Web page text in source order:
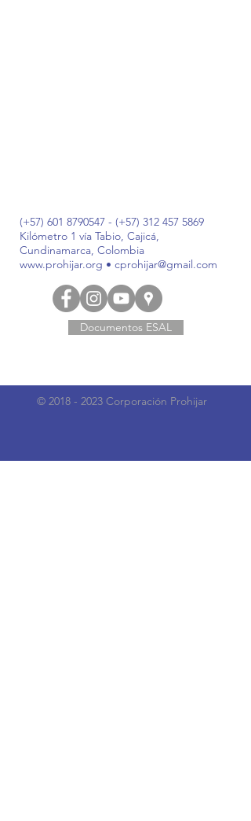
(+57) 601 8790547 - (+57) 312 457 5869
Kilómetro 1 vía Tabio, Cajicá,
Cundinamarca, Colombia
www.prohijar.org • cprohijar@gmail.com
Documentos ESAL
© 2018 - 2023Corporación Prohijar